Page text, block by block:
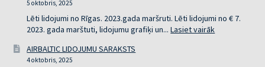
5 oktobris, 2025
Lēti lidojumi no Rīgas. 2023.gada maršruti. Lēti lidojumi no € 7.
2023. gada marštuti, lidojumu grafiķi un...Lasiet vairāk
AIRBALTIC LIDOJUMU SARAKSTS
4 oktobris, 2025